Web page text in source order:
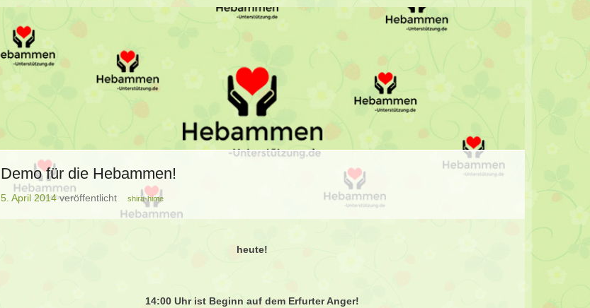
Demo für die Hebammen!
5. April 2014veröffentlicht shira-hime
heute!
14:00 Uhr ist Beginn auf dem Erfurter Anger!